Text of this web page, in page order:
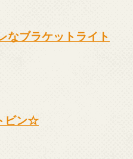
なブラケットライト
ビン☆